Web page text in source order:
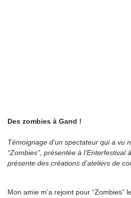
Des zombies à Gand !
Témoignage d’un spectateur qui a vu
“Zombies”, présentée à l’Enterfestival
présente des créations d’ateliers de
Mon amie m’a rejoint pour “Zombies”